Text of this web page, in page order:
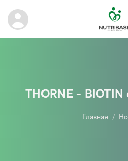
THORNE - BIOTIN
Главная